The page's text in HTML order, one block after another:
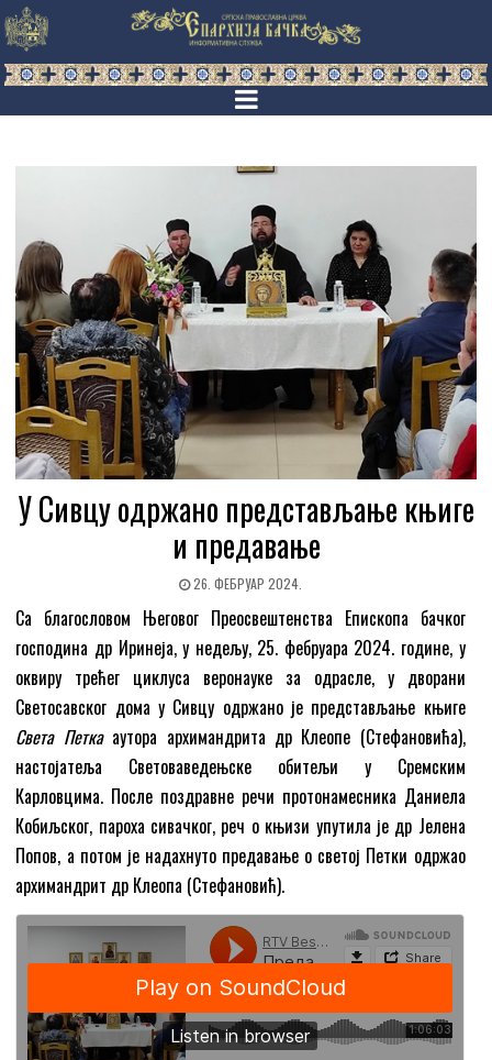
У Сивцу одржано представљање књиге
и предавање
26. ФЕБРУАР 2024.
Са благословом Његовог Преосвештенства Епископа бачког
господина др Иринеја, у недељу, 25. фебруара 2024. године, у
оквиру трећег циклуса веронауке за одрасле, у дворани
Светосавског дома у Сивцу одржано је представљање књиге
Света Петкааутора архимандрита др Клеопе (Стефановића),
настојатеља Световаведењске обитељи у Сремским
Карловцима. После поздравне речи протонамесника Даниела
Кобиљског, пароха сивачког, реч о књизи упутила је др Јелена
Попов, а потом је надахнуто предавање о светој Петки одржао
архимандрит др Клеопа (Стефановић).